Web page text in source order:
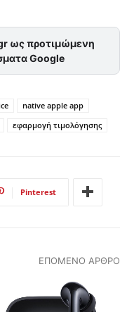
ως προτιμώμενη
Google
native apple app
εφαρμογή τιμολόγησης
Pinterest
ΕΠΌΜΕΝΟ ΆΡΘΡΟ